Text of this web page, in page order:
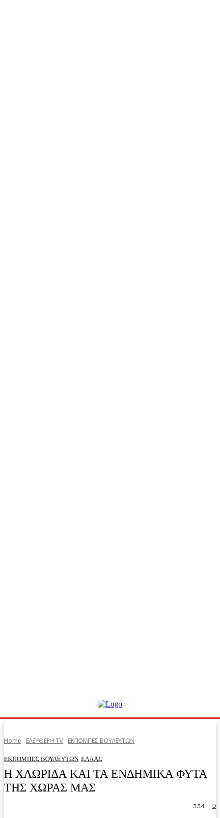
Home ΕΛΕΥΘΕΡΗ ΤV ΕΚΠΟΜΠΕΣ ΒΟΥΛΕΥΤΩΝ
ΕΚΠΟΜΠΕΣ ΒΟΥΛΕΥΤΩΝ ΕΛΛΑΣ
Η ΧΛΩΡΙΔΑ ΚΑΙ ΤΑ ΕΝΔΗΜΙΚΑ ΦΥΤΑ
ΤΗΣ ΧΩΡΑΣ ΜΑΣ
0
334